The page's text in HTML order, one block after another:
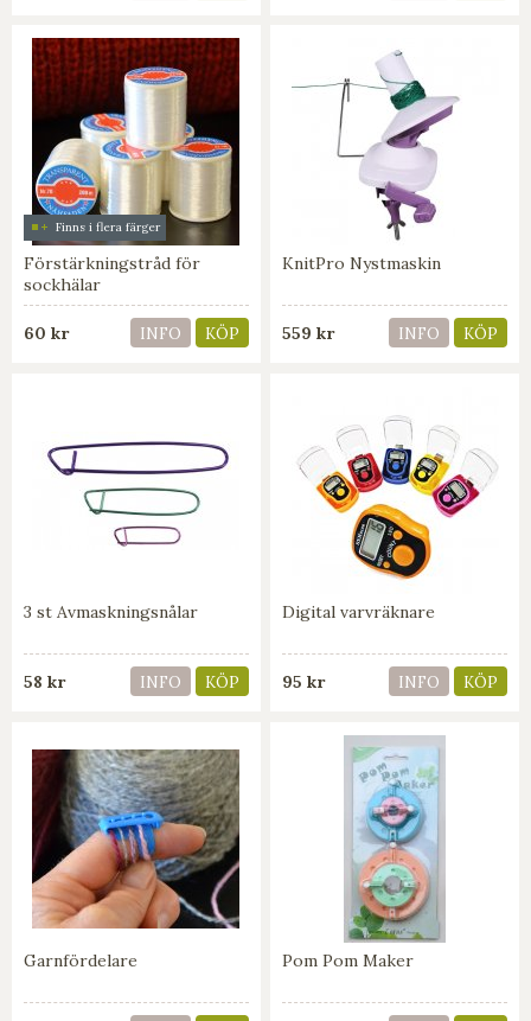
Finns i flera färger
Förstärkningstråd för
sockhälar
60 kr INFO KÖP
KnitPro Nystmaskin
559 kr INFO KÖP
3 st Avmaskningsnålar
58 kr INFO KÖP
Digital varvräknare
95 kr INFO KÖP
Garnfördelare Pom Pom Maker